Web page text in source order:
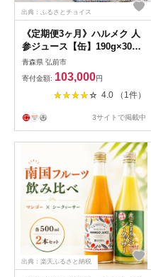
出典：ふるさとチョイス
《定期便3ヶ月》ハルメク 人
参ジュース【缶】190g×30本
[野菜ジュース にんじんジュ
ース 人参ジュース りんご果
汁 栄養機能食品 ビタミンA
健康 砂糖不使用 甘味料不使
市]
青森県 弘前市
寄付金額: 103,000円
4.0 （1件）
3サイトで掲載中
出典：楽天ふるさと納税